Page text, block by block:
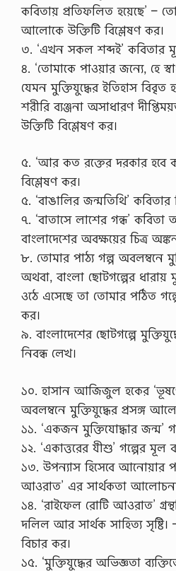
কবিতায় প্রতিফলিত হয়েছে’ –
আলোকে উক্তিটি বিশ্লেষণ কর।
৩. ‘এখন সকল শব্দই’ কবিতার
৪. ‘তোমাকে পাওয়ার জন্যে, হে
যেমন মুক্তিযুদ্ধের ইতিহাস বিবৃত
শরীরি ব্যঞ্জনা অসাধারণ
উক্তিটি বিশ্লেষণ কর।
৫. ‘আর কত রক্তের দরকার হবে
বিশ্লেষণ কর।
৫. ‘বাঙালির জন্মতিথি’ কবিতার
৭. ‘বাতাসে লাশের গন্ধ’ কবিতা
বাংলাদেশের অবক্ষয়ের চিত্র
৮. তোমার পাঠ্য গল্প অবলম্বনে
অথবা, বাংলা ছোটগল্পের ধারায়
ওঠে এসেছে তা তোমার পঠিত
কর।
৯. বাংলাদেশের ছোটগল্পে
নিবন্ধ লেখ।
১০. হাসান আজিজুল হকের
অবলম্বনে মুক্তিযুদ্ধের প্রসঙ্গ
১১. ‘একজন মুক্তিযোদ্ধার জন্ম’
১২. ‘একাত্তরের যীশু’ গল্পের মূল
১৩. উপন্যাস হিসেবে আনোয়ার
আওরাত’ এর সার্থকতা
১৪. ‘রাইফেল রোটি আওরাত’
দলিল আর সার্থক সাহিত্য সৃষ্টি।
বিচার কর।
১৫. ‘মুক্তিযুদ্ধের অভিজ্ঞতা